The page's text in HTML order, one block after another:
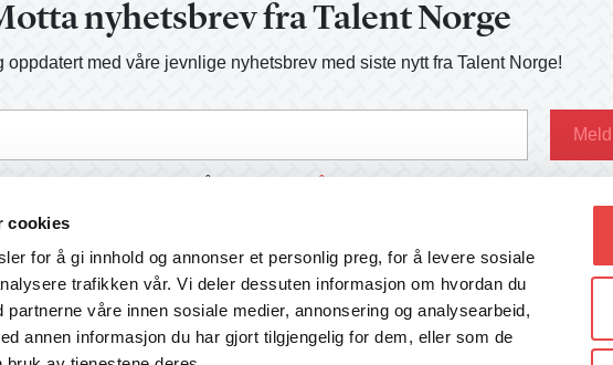
cookies
for å gi innhold og annonser et personlig preg, for å levere sosiale
trafikken vår. Vi deler dessuten informasjon om hvordan du
våre innen sosiale medier, annonsering og analysearbeid,
annen informasjon du har gjort tilgjengelig for dem, eller som de
nyhetsbrev fra Talent Norge
oppdatert med våre jevnlige nyhetsbrev med siste nytt fra Talent Norge!